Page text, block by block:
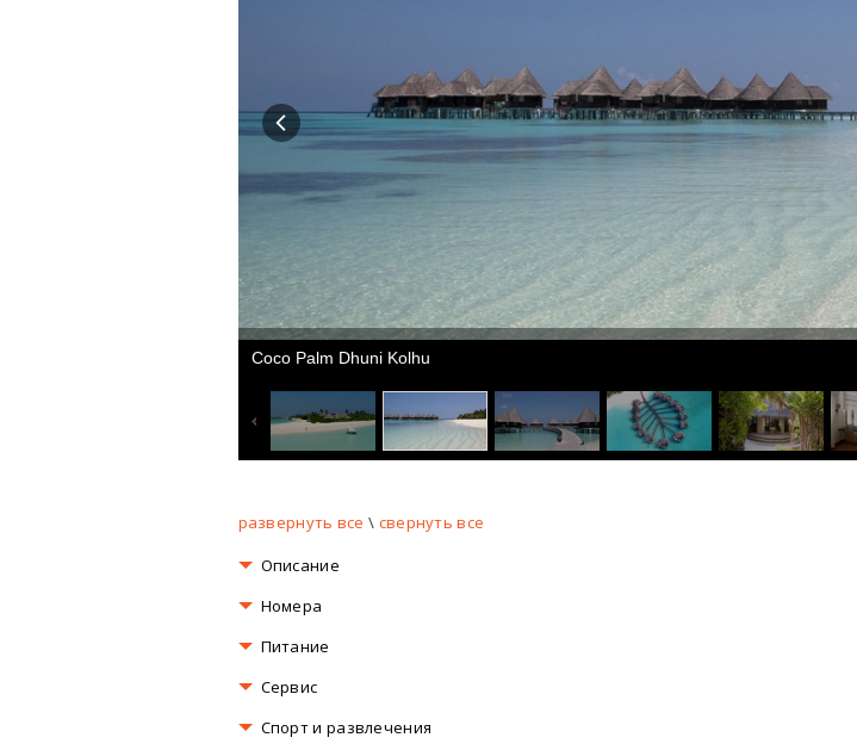
Coco Palm Dhuni Kolhu
развернуть все \ свернуть все
Описание
Номера
Питание
Сервис
Спорт и развлечения